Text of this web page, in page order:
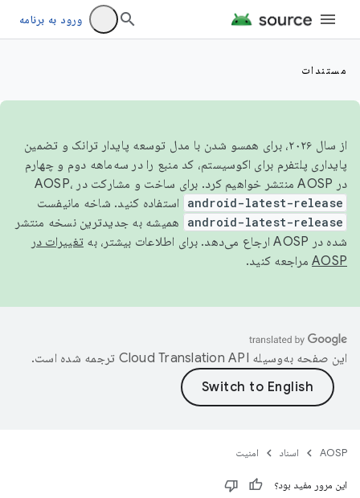
ورود به برنامه
مستندات
از سال ۲۰۲۶، برای همسو شدن با مدل توسعه پایدار ترانک و تضمین
پایداری پلتفرم برای اکوسیستم، کد منبع را در سه‌ماهه دوم و چهارم
در AOSP منتشر خواهیم کرد. برای ساخت و مشارکت در AOSP،
android-latest-release استفاده کنید. شاخه مانیفست
android-latest-release
همیشه به جدیدترین نسخه منتشر
شده در AOSP ارجاع می‌دهد. برای اطلاعات بیشتر، به
تغییرات در
AOSP مراجعه کنید.
این صفحه به‌وسیله ترجمه شده است.
AOSP اسناد امنیت
این مرور مفید بود؟